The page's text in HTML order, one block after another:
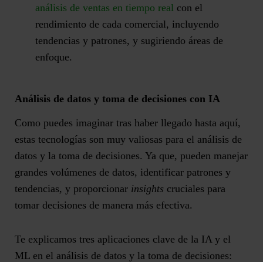
análisis de ventas en tiempo real con el
rendimiento de cada comercial, incluyendo
tendencias y patrones, y sugiriendo áreas de
enfoque.
Análisis de datos y toma de decisiones con IA
Como puedes imaginar tras haber llegado hasta aquí,
estas tecnologías son muy valiosas para el análisis de
datos y la toma de decisiones. Ya que, pueden manejar
grandes volúmenes de datos, identificar patrones y
tendencias, y proporcionar insights cruciales para
tomar decisiones de manera más efectiva.
Te explicamos tres aplicaciones clave de la IA y el
ML en el análisis de datos y la toma de decisiones: